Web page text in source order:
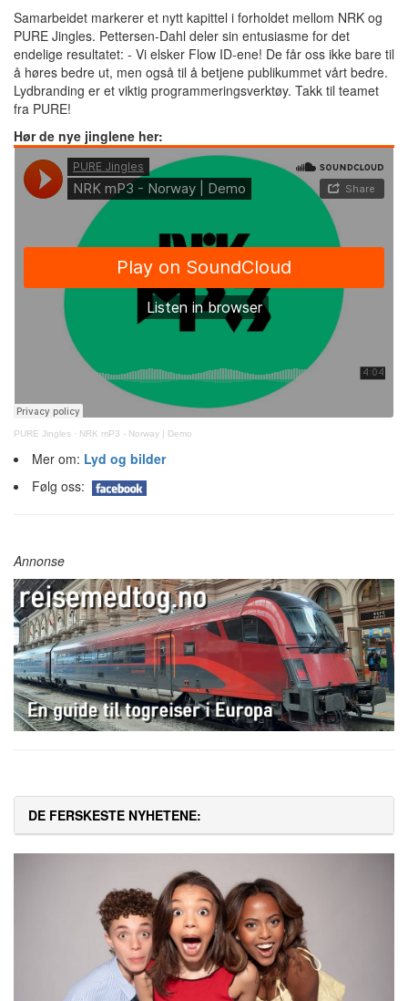
Samarbeidet markerer et nytt kapittel i forholdet mellom NRK og
PURE Jingles. Pettersen-Dahl deler sin entusiasme for det
endelige resultatet: - Vi elsker Flow ID-ene! De får oss ikke bare til
å høres bedre ut, men også til å betjene publikummet vårt bedre.
Lydbranding er et viktig programmeringsverktøy. Takk til teamet
fra PURE!
Hør de nye jinglene her:
PURE Jingles · NRK mP3 - Norway | Demo
Mer om: Lyd og bilder
Følg oss:
Annonse
DE FERSKESTE NYHETENE: